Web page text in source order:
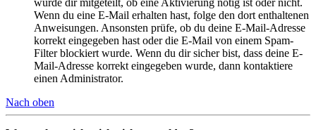
wurde dir mitgeteilt, ob eine Aktivierung nötig ist oder nicht.
Wenn du eine E-Mail erhalten hast, folge den dort enthaltenen
Anweisungen. Ansonsten prüfe, ob du deine E-Mail-Adresse
korrekt eingegeben hast oder die E-Mail von einem Spam-
Filter blockiert wurde. Wenn du dir sicher bist, dass deine E-
Mail-Adresse korrekt eingegeben wurde, dann kontaktiere
einen Administrator.
Nach oben